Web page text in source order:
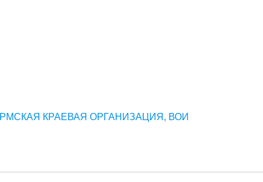
КРАЕВАЯ ОРГАНИЗАЦИЯ, ВОИ